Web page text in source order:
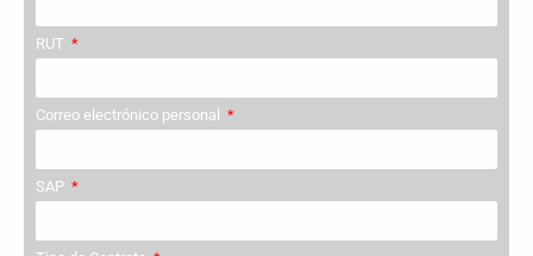
RUT
Correo electrónico personal
SAP